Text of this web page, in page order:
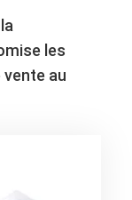
les
au